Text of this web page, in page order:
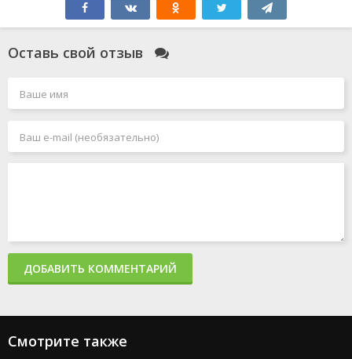
Оставь свой отзыв
ДОБАВИТЬ КОММЕНТАРИЙ
Смотрите также